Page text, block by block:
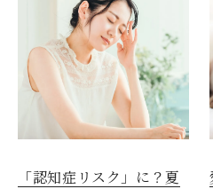
「認知症リスク」に？夏